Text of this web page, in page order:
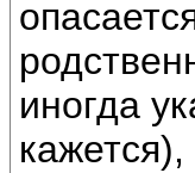
иногда
кажется),